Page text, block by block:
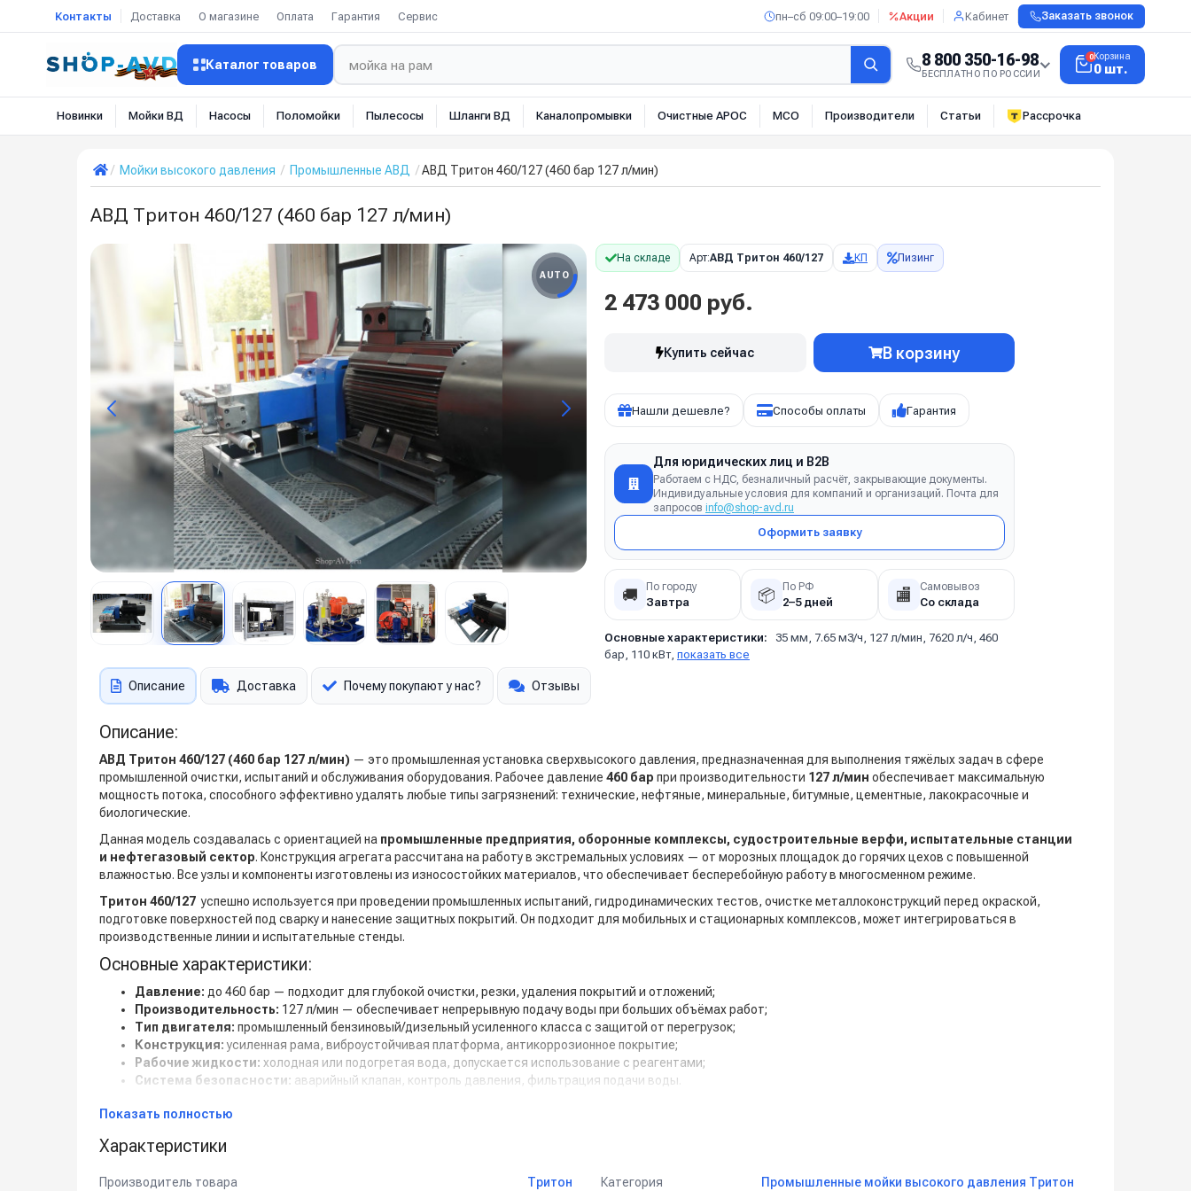
Контакты Доставка О магазине Оплата Гарантия Сервис пн–сб 09:00–19:00 Акции Кабинет Заказать звонок
Каталог товаров 8 800 350-16-98
БЕСПЛАТНО ПО РОССИИ
0Корзина
0 шт.
Новинки Мойки ВД Насосы Поломойки Пылесосы Шланги ВД Каналопромывки Очистные АРОС МСО Производители Статьи Рассрочка
Мойки высокого давления Промышленные АВД АВД Тритон 460/127 (460 бар 127 л/мин)
АВД Тритон 460/127 (460 бар 127 л/мин)
AUTO
На складе Арт:АВД Тритон 460/127 КП Лизинг
2 473 000 руб.
Купить сейчас В корзину
Нашли дешевле? Способы оплаты Гарантия
Для юридических лиц и B2B
Работаем с НДС, безналичный расчёт, закрывающие документы.
Индивидуальные условия для компаний и организаций. Почта для
запросов info@shop-avd.ru
Оформить заявку
🚚 По городу
Завтра 📦 По РФ
2–5 дней 🏬 Самовывоз
Со склада
Основные характеристики:
35 мм, 7.65 м3/ч, 127 л/мин, 7620 л/ч, 460
бар, 110 кВт, показать все
Описание Доставка Почему покупают у нас? Отзывы
Описание:
АВД Тритон 460/127 (460 бар 127 л/мин) — это промышленная установка сверхвысокого давления, предназначенная для выполнения тяжёлых задач в сфере
промышленной очистки, испытаний и обслуживания оборудования. Рабочее давление 460 бар при производительности 127 л/мин обеспечивает максимальную
мощность потока, способного эффективно удалять любые типы загрязнений: технические, нефтяные, минеральные, битумные, цементные, лакокрасочные и
биологические.
Данная модель создавалась с ориентацией на промышленные предприятия, оборонные комплексы, судостроительные верфи, испытательные станции
и нефтегазовый сектор. Конструкция агрегата рассчитана на работу в экстремальных условиях — от морозных площадок до горячих цехов с повышенной
влажностью. Все узлы и компоненты изготовлены из износостойких материалов, что обеспечивает бесперебойную работу в многосменном режиме.
Тритон 460/127 успешно используется при проведении промышленных испытаний, гидродинамических тестов, очистке металлоконструкций перед окраской,
подготовке поверхностей под сварку и нанесение защитных покрытий. Он подходит для мобильных и стационарных комплексов, может интегрироваться в
производственные линии и испытательные стенды.
Основные характеристики:
Давление: до 460 бар — подходит для глубокой очистки, резки, удаления покрытий и отложений;
Производительность: 127 л/мин — обеспечивает непрерывную подачу воды при больших объёмах работ;
Тип двигателя: промышленный бензиновый/дизельный усиленного класса с защитой от перегрузок;
Конструкция: усиленная рама, виброустойчивая платформа, антикоррозионное покрытие;
Рабочие жидкости: холодная или подогретая вода, допускается использование с реагентами;
Система безопасности: аварийный клапан, контроль давления, фильтрация подачи воды.
Применение по отраслям:
станций;
Показать полностью
Характеристики
Производитель товара Тритон Категория
Промышленные мойки высокого давления Тритон